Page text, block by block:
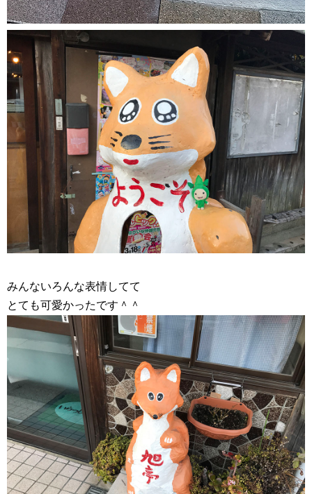
みんないろんな表情してて
とても可愛かったです＾＾